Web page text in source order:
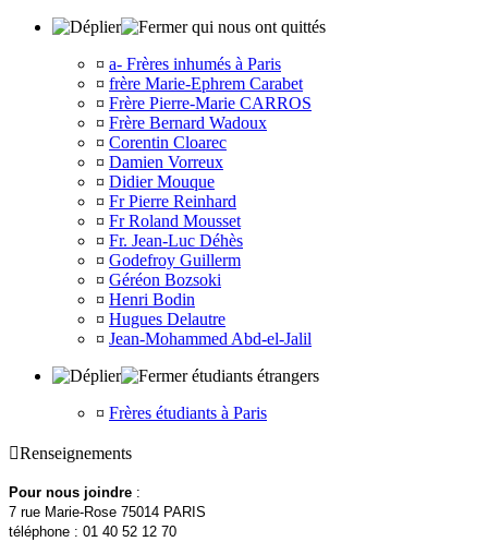
qui nous ont quittés
¤ a- Frères inhumés à Paris
¤ frère Marie-Ephrem Carabet
¤ Frère Pierre-Marie CARROS
¤ Frère Bernard Wadoux
¤ Corentin Cloarec
¤ Damien Vorreux
¤ Didier Mouque
¤ Fr Pierre Reinhard
¤ Fr Roland Mousset
¤ Fr. Jean-Luc Déhès
¤ Godefroy Guillerm
¤ Géréon Bozsoki
¤ Henri Bodin
¤ Hugues Delautre
¤ Jean-Mohammed Abd-el-Jalil
étudiants étrangers
¤ Frères étudiants à Paris
Renseignements
Pour nous joindre :
7 rue Marie-Rose 75014 PARIS
téléphone : 01 40 52 12 70